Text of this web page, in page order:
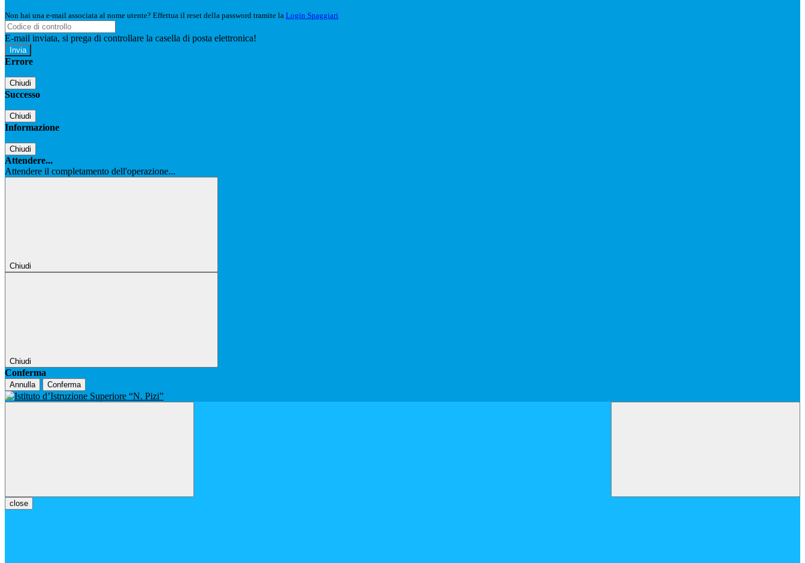
Non hai una e-mail associata al nome utente? Effettua il reset della password tramite la Login Spaggiari
E-mail inviata, si prega di controllare la casella di posta elettronica!
Errore
Chiudi
Successo
Chiudi
Informazione
Chiudi
Attendere...
Attendere il completamento dell'operazione...
Chiudi
Chiudi
Conferma
Annulla Conferma
close